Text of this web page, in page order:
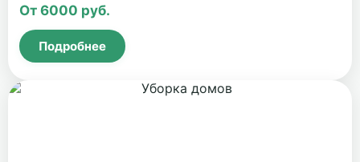
От 6000 руб.
Подробнее